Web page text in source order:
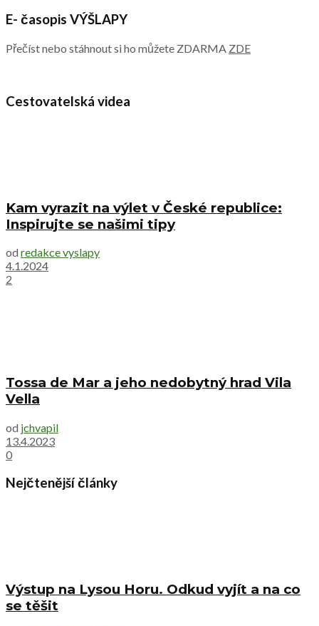
E- časopis VÝŠLAPY
Přečíst nebo stáhnout si ho můžete ZDARMA ZDE
Cestovatelská videa
Kam vyrazit na výlet v České republice:
Inspirujte se našimi tipy
od redakce vyslapy
4.1.2024
2
Tossa de Mar a jeho nedobytný hrad Vila
Vella
od jchvapil
13.4.2023
0
Nejčtenější články
Výstup na Lysou Horu. Odkud vyjít a na co
se těšit